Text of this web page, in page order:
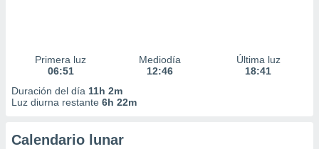
Primera luz
06:51
Mediodía
12:46
Última luz
18:41
Duración del día 11h 2m
Luz diurna restante 6h 22m
Calendario lunar